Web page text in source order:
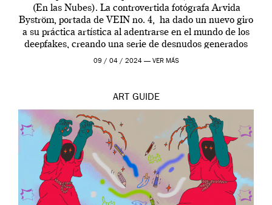
(En las Nubes). La controvertida fotógrafa Arvida
Byström, portada de VEIN no. 4, ha dado un nuevo giro
a su práctica artística al adentrarse en el mundo de los
deepfakes, creando una serie de desnudos generados
por […]
09 / 04 / 2024 — VER MÁS
ART GUIDE